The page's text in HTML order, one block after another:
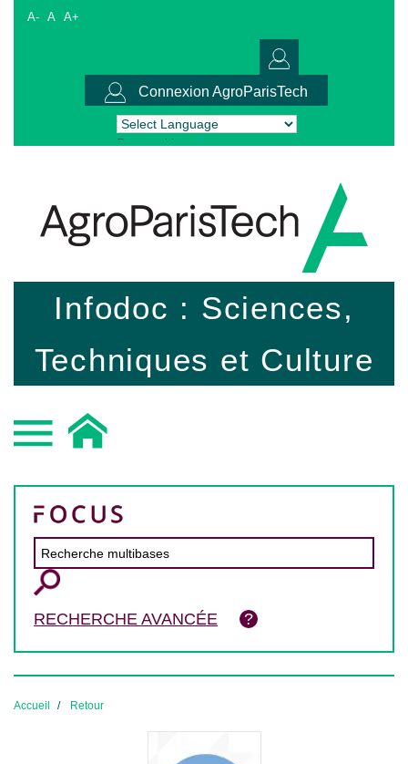
A- A A+
Connexion AgroParisTech
Powered by Translate
Infodoc : Sciences,
Techniques et Culture
RECHERCHE AVANCÉE
Accueil Retour